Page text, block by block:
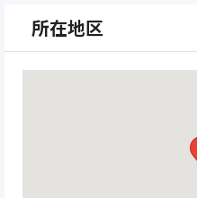
所在地区